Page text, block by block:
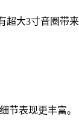
超大3寸音圈
节表现更丰富。